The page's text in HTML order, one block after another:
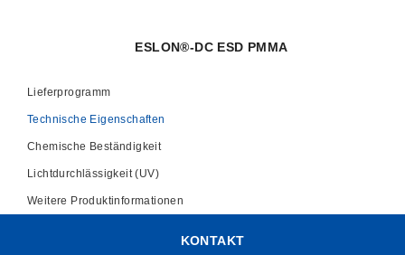
ESLON®-DC ESD PMMA
Lieferprogramm
Technische Eigenschaften
Chemische Beständigkeit
Lichtdurchlässigkeit (UV)
Weitere Produktinformationen
KONTAKT